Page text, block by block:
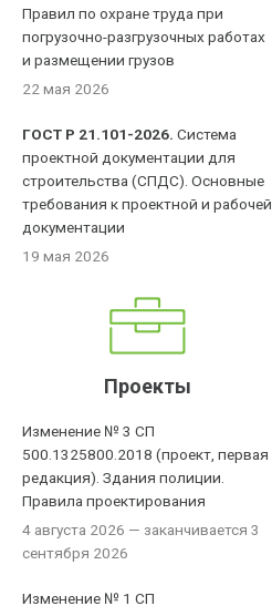
Правил по охране труда при
погрузочно-разгрузочных работах
и размещении грузов
22 мая 2026
ГОСТ Р 21.101-2026. Система
проектной документации для
строительства (СПДС). Основные
требования к проектной и рабочей
документации
19 мая 2026
Проекты
Изменение № 3 СП
500.1325800.2018 (проект, первая
редакция). Здания полиции.
Правила проектирования
4 августа 2026 — заканчивается 3
сентября 2026
Изменение № 1 СП